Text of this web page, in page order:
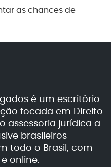
as chances de
é um escritório
focada em Direito
assessoria jurídica a
brasileiros
todo o Brasil, com
online.